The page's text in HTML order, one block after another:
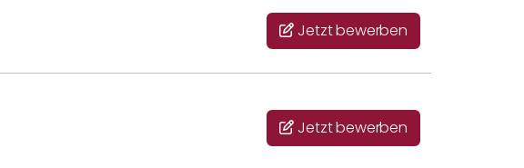
Jetzt bewerben
Jetzt bewerben